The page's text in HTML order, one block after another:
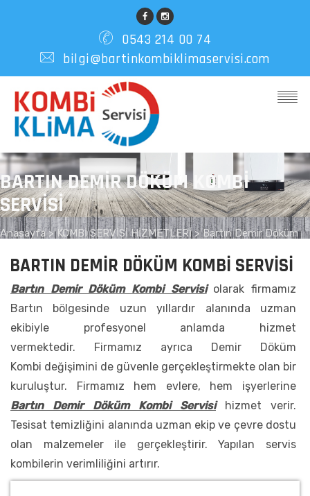
0543 214 00 74
bilgi@bartinkombiklimaservisi.com
BARTIN DEMIR DÖKÜM KOMBI
SERVISI
Anasayfa> KOMBİ SERVİSİ HİZMETLERİ >Bartın Demir Döküm
BARTIN DEMIR DÖKÜM KOMBI SERVISI
Bartın Demir Döküm Kombi Servisiolarak firmamız
Bartın bölgesinde uzun yıllardır alanında uzman
ekibiyle profesyonel anlamda hizmet
vermektedir. Firmamız ayrıca Demir Döküm
Kombi değişimini de güvenle gerçekleştirmekte olan bir
kuruluştur. Firmamız hem evlere, hem işyerlerine
Bartın Demir Döküm Kombi Servisihizmet verir.
Tesisat temizliğini alanında uzman ekip ve çevre dostu
olan malzemeler ile gerçekleştirir. Yapılan servis
kombilerin verimliliğini artırır.